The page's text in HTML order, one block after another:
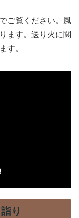
ご覧ください。風
ます。送り火に関
す。
り